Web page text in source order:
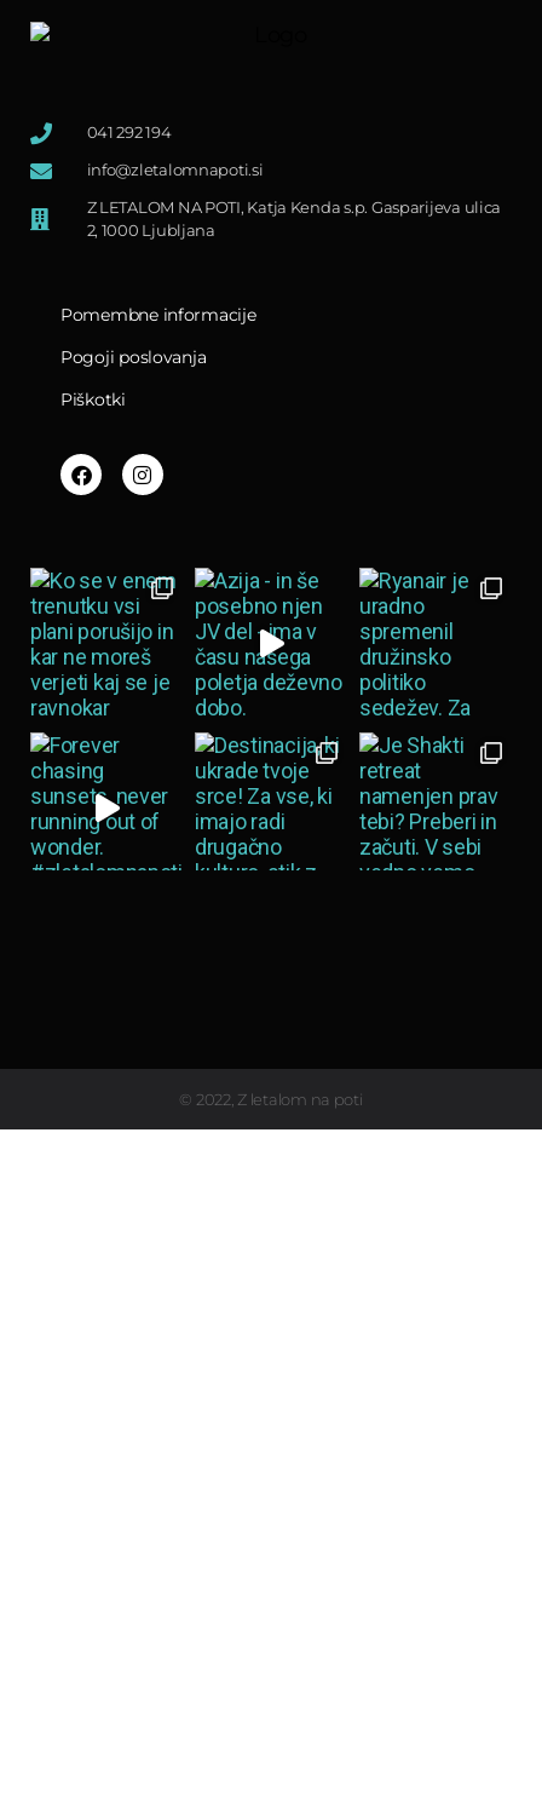
041 292 194
info@zletalomnapoti.si
Z LETALOM NA POTI, Katja Kenda s.p. Gasparijeva ulica
2, 1000 Ljubljana
Pomembne informacije
Pogoji poslovanja
Piškotki
© 2022, Z letalom na poti